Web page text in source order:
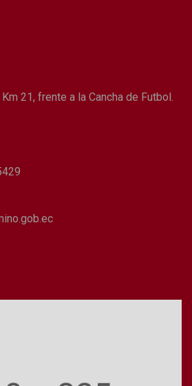
21, frente a la Cancha de Futbol.